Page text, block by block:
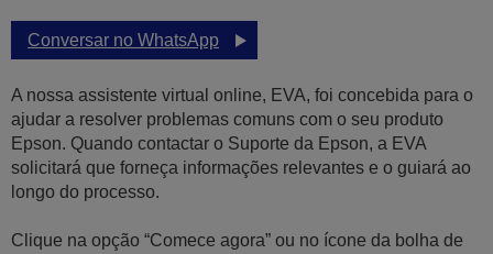
Conversar no WhatsApp
A nossa assistente virtual online, EVA, foi concebida para o
ajudar a resolver problemas comuns com o seu produto
Epson. Quando contactar o Suporte da Epson, a EVA
solicitará que forneça informações relevantes e o guiará ao
longo do processo.
Clique na opção “Comece agora” ou no ícone da bolha de